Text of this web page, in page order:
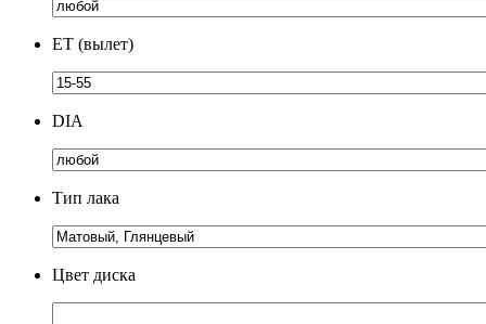
ЕТ (вылет)
DIA
Тип лака
Цвет диска